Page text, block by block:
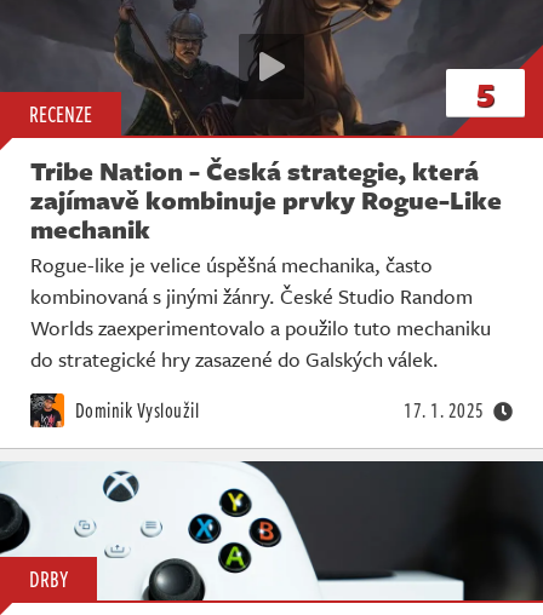
RECENZE 5
Tribe Nation - Česká strategie, která
zajímavě kombinuje prvky Rogue-Like
mechanik
Rogue-like je velice úspěšná mechanika, často
kombinovaná s jinými žánry. České Studio Random
Worlds zaexperimentovalo a použilo tuto mechaniku
do strategické hry zasazené do Galských válek.
Dominik Vysloužil 17. 1. 2025
DRBY